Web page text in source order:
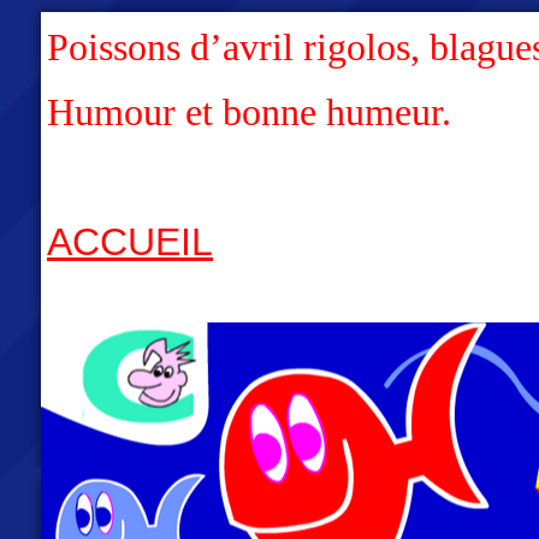
Poissons d’avril rigolos,
Humour et bonne humeur.
ACCUEIL